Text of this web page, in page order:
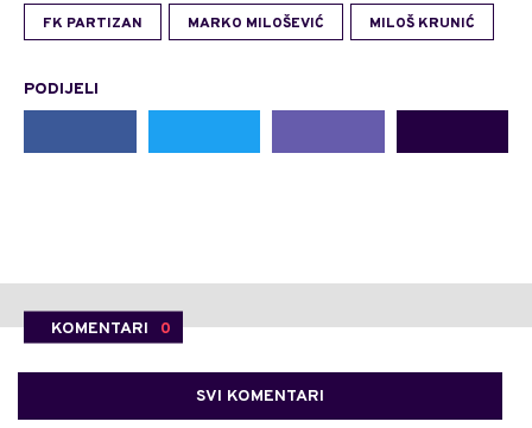
FK PARTIZAN MARKO MILOŠEVIĆ MILOŠ KRUNIĆ
PODIJELI
KOMENTARI 0
SVI KOMENTARI